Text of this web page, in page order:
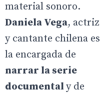
material sonoro.
Daniela Vega, actriz
y cantante chilena es
la encargada de
narrar la serie
documental y de